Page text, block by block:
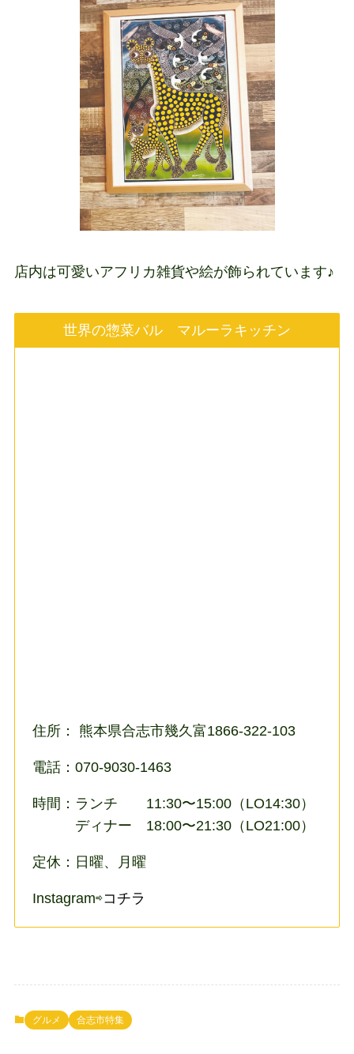
店内は可愛いアフリカ雑貨や絵が飾られています♪
世界の惣菜バル マルーラキッチン
住所： 熊本県合志市幾久富1866-322-103
電話：070-9030-1463
時間：ランチ 11:30〜15:00（LO14:30）
ディナー 18:00〜21:30（LO21:00）
定休：日曜、月曜
Instagram⇨コチラ
グルメ 合志市特集